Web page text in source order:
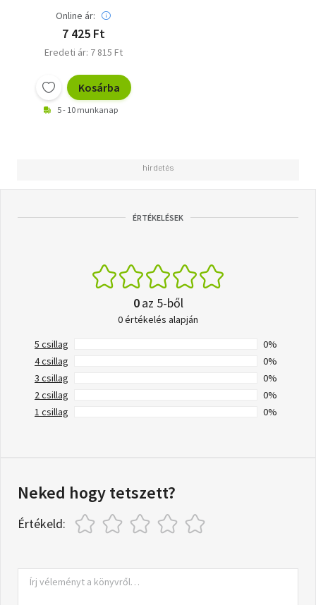
Online ár:
7 425 Ft
Eredeti ár: 7 815 Ft
Kosárba
5 - 10 munkanap
ÉRTÉKELÉSEK
0az 5-ből
0 értékelés alapján
5 csillag
0%
4 csillag
0%
3 csillag
0%
2 csillag
0%
1 csillag
0%
Neked hogy tetszett?
Értékeld: